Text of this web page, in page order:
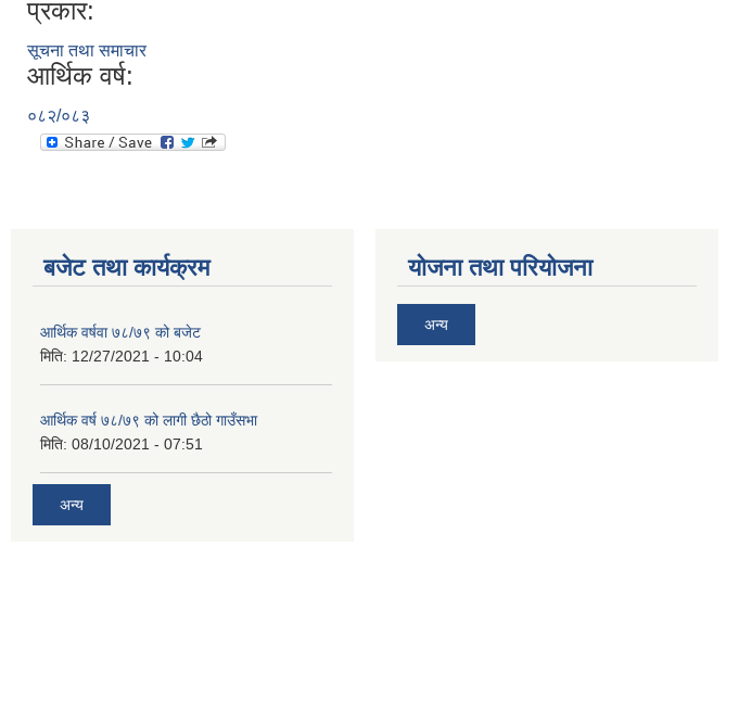
प्रकार:
सूचना तथा समाचार
आर्थिक वर्ष:
०८२/०८३
बजेट तथा कार्यक्रम
आर्थिक वर्षवा ७८/७९ को बजेट
मिति: 12/27/2021 - 10:04
आर्थिक वर्ष ७८/७९ को लागी छैठो गाउँसभा
मिति: 08/10/2021 - 07:51
अन्य
योजना तथा परियोजना
अन्य